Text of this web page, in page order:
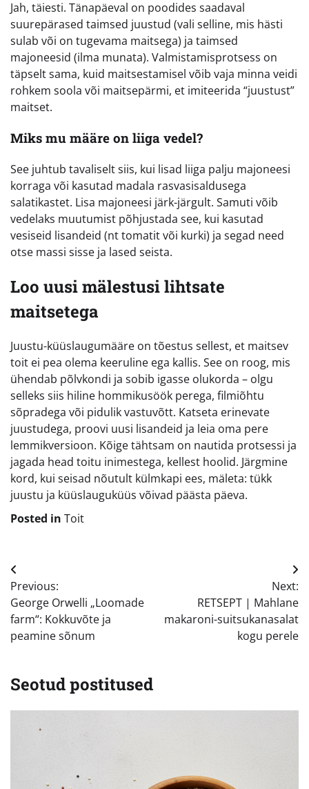
Jah, täiesti. Tänapäeval on poodides saadaval
suurepärased taimsed juustud (vali selline, mis hästi
sulab või on tugevama maitsega) ja taimsed
majoneesid (ilma munata). Valmistamisprotsess on
täpselt sama, kuid maitsestamisel võib vaja minna veidi
rohkem soola või maitsepärmi, et imiteerida “juustust”
maitset.
Miks mu määre on liiga vedel?
See juhtub tavaliselt siis, kui lisad liiga palju majoneesi
korraga või kasutad madala rasvasisaldusega
salatikastet. Lisa majoneesi järk-järgult. Samuti võib
vedelaks muutumist põhjustada see, kui kasutad
vesiseid lisandeid (nt tomatit või kurki) ja segad need
otse massi sisse ja lased seista.
Loo uusi mälestusi lihtsate
maitsetega
Juustu-küüslaugumääre on tõestus sellest, et maitsev
toit ei pea olema keeruline ega kallis. See on roog, mis
ühendab põlvkondi ja sobib igasse olukorda – olgu
selleks siis hiline hommikusöök perega, filmiõhtu
sõpradega või pidulik vastuvõtt. Katseta erinevate
juustudega, proovi uusi lisandeid ja leia oma pere
lemmikversioon. Kõige tähtsam on nautida protsessi ja
jagada head toitu inimestega, kellest hoolid. Järgmine
kord, kui seisad nõutult külmkapi ees, mäleta: tükk
juustu ja küüslauguküüs võivad päästa päeva.
Posted in Toit
Navigeerimine
Previous:
George Orwelli „Loomade
farm“: Kokkuvõte ja
peamine sõnum
Next:
RETSEPT | Mahlane
makaroni-suitsukanasalat
kogu perele
Seotud postitused